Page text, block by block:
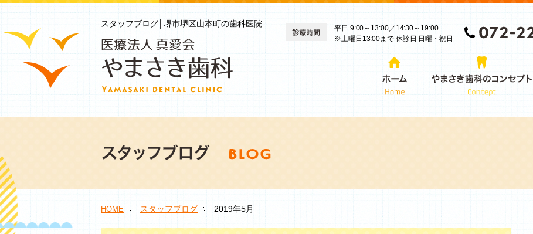
スタッフブログ│堺市堺区山本町の歯科医院
平日 9:00～13:00／14:30～19:00
※土曜日13:00まで 休診日 日曜・祝日
HOME スタッフブログ 2019年5月